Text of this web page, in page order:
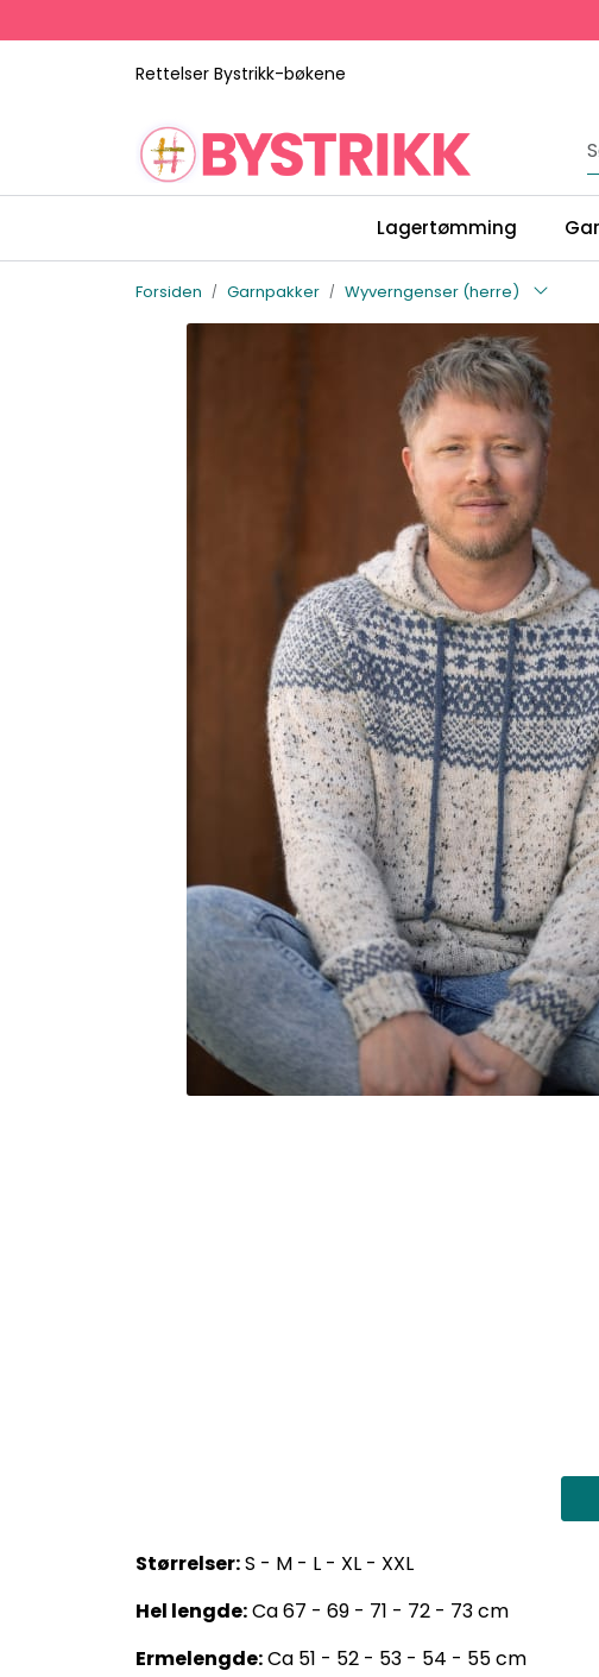
Rettelser Bystrikk-bøkene
Lagertømming
Forsiden Garnpakker Wyverngenser (herre)
Størrelser:S - M - L - XL - XXL
Hel lengde:Ca 67 - 69 - 71 - 72 - 73 cm
Ermelengde:Ca 51 - 52 - 53 - 54 - 55 cm